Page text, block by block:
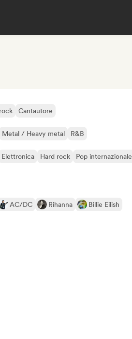
Cantautore
Metal / Heavy metal R&B
Elettronica Hard rock
Pop internazionale
AC/DC Rihanna
Billie Eilish